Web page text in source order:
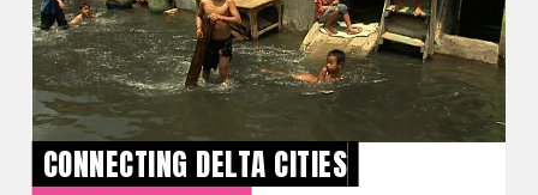
CONNECTING DELTA CITIES